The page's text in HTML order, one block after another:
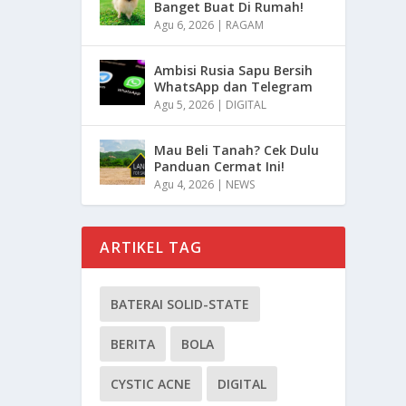
Banget Buat Di Rumah!
Agu 6, 2026 | RAGAM
Ambisi Rusia Sapu Bersih
WhatsApp dan Telegram
Agu 5, 2026 | DIGITAL
Mau Beli Tanah? Cek Dulu
Panduan Cermat Ini!
Agu 4, 2026 | NEWS
ARTIKEL TAG
BATERAI SOLID-STATE
BERITA BOLA
CYSTIC ACNE DIGITAL